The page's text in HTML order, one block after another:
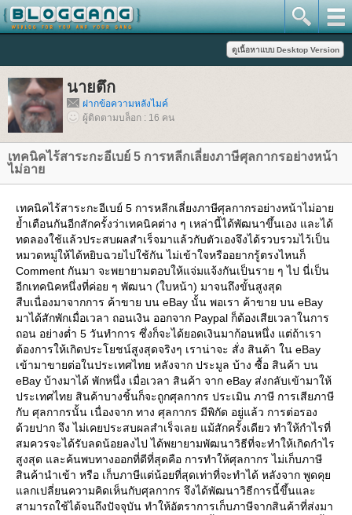
นายตึก
ฝากข้อความหลังไมค์
ผู้ติดตามบล็อก : 16 คน
เทคนิคไร้สาระกะอีเบย์ 5 การหลีกเลี่ยงภาษีศุลกากรอย่างหน้า
ไม่อา
เทคนิคไร้สาระกะอีเบย์ 5 การหลีกเลี่ยงภาษีศุลกากรอย่างหน้าไม่อา
้ำเตือนกันอีกสักครั้งว่าเทคนิคต่าง ๆ เหล่านี้ได้พัฒนาขึ้นเอง และได้
ทดลองใช้แล้วประสบผลสำเร็จมาแล้วกับตัวเองจึงได้รวบรวมไว้เป็น
หมวดหมู่ให้ได้หยิบฉวยไปใช้กัน ไม่เข้าใจหรืออยากรู้ตรงไหนก็
Comment กันมา จะพยายามตอบให้แจ่มแจ้งกันเป็นราย ๆ ไป นี่เป็น
อีกเทคนิคหนึ่งที่ค่อย ๆ พัฒนา (ใบหน้า) มาจนถึงขั้นสูงสุด
สืบเนื่องมาจากการ ค้าขาย บน eBay นั้น พอเรา ค้าขาย บน eBay
มาได้สักพักเมื่อเวลา ถอนเงิน ออกจาก Paypal ก็ต้องเสียเวลาในการ
ถอน อย่างต่ำ 5 วันทำการ ซึ่งก็จะได้ยอดเงินมาก้อนหนึ่ง แต่ถ้าเรา
ต้องการให้เกิดประโยชน์สูงสุดจริงๆ เราน่าจะ สั่ง สินค้า ใน eBay
เข้ามาขายต่อในประเทศไทย หลังจาก ประมูล บ้าง ซื้อ สินค้า บน
eBay บ้างมาได้ พักหนึ่ง เมื่อเวลา สินค้า จาก eBay ส่งกลับเข้ามาให้
ประเทศไทย สินค้าบางชิ้นก็จะถูกศุลกากร ประเมิน ภาษี การเสียภาษี
กับ ศุลกากรนั้น เนื่องจาก ทาง ศุลกากร มีพิกัด อยู่แล้ว การต่อรอง
ด้วยปาก จึง ไม่เคยประสบผลสำเร็จเลย แม้สักครั้งเดียว ทำให้กำไรที่
สมควรจะได้รับลดน้อยลงไป ได้พยายามพัฒนาวิธีที่จะทำให้เกิดกำไร
สูงสุด และค้นพบทางออกที่ดีที่สุดคือ การทำให้ศุลกากร ไม่เก็บภาษี
สินค้านำเข้า หรือ เก็บภาษีแต่น้อยที่สุดเท่าที่จะทำได้ หลังจาก พูดคุ
ลกเปลี่ยนความคิดเห็นกับศุลกากร จึงได้พัฒนาวิธีการนี้ขึ้นและ
สามารถใช้ได้จนถึงปัจจุบัน ทำให้อัตราการเก็บภาษีจากสินค้าที่ส่งมา